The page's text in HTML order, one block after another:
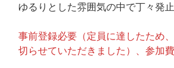
ゆるりとした雰囲気の中で丁々発
事前登録必要（定員に達したため
切らせていただきました）、参加費